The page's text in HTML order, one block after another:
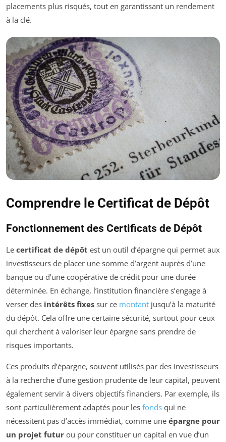
placements plus risqués, tout en garantissant un rendement
à la clé.
Comprendre le Certificat de Dépôt
Fonctionnement des Certificats de Dépôt
Le certificat de dépôt est un outil d’épargne qui permet aux
investisseurs de placer une somme d’argent auprès d’une
banque ou d’une coopérative de crédit pour une durée
déterminée. En échange, l’institution financière s’engage à
verser des intérêts fixes sur ce montant jusqu’à la maturité
du dépôt. Cela offre une certaine sécurité, surtout pour ceux
qui cherchent à valoriser leur épargne sans prendre de
risques importants.
Ces produits d’épargne, souvent utilisés par des investisseurs
à la recherche d’une gestion prudente de leur capital, peuvent
également servir à divers objectifs financiers. Par exemple, ils
sont particulièrement adaptés pour les fonds qui ne
nécessitent pas d’accès immédiat, comme une épargne pour
un projet futur ou pour constituer un capital en vue d’un